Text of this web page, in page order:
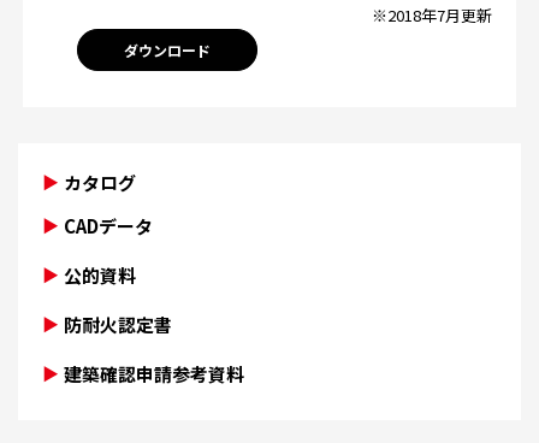
※2018年7月更新
ダウンロード
カタログ
CADデータ
公的資料
防耐火認定書
建築確認申請参考資料